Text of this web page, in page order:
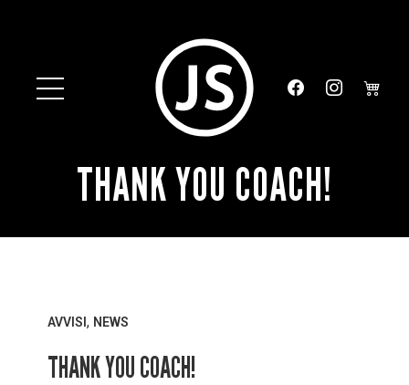
THANK YOU COACH!
AVVISI , NEWS
THANK YOU COACH!